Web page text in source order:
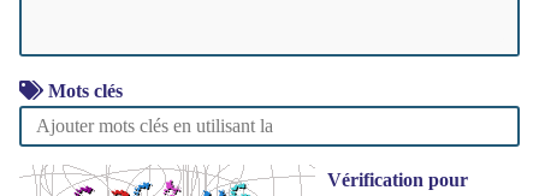
Mots clés
Vérification pour